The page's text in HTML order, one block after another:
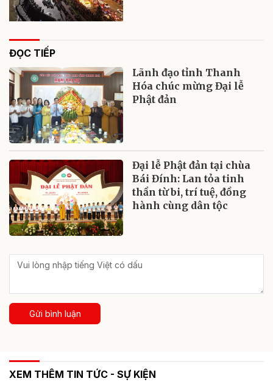
ĐỌC TIẾP
Lãnh đạo tỉnh Thanh
Hóa chúc mừng Đại lễ
Phật đản
Đại lễ Phật đản tại chùa
Bái Đính: Lan tỏa tinh
thần từ bi, trí tuệ, đồng
hành cùng dân tộc
Gửi bình luận
XEM THÊM TIN TỨC - SỰ KIỆN